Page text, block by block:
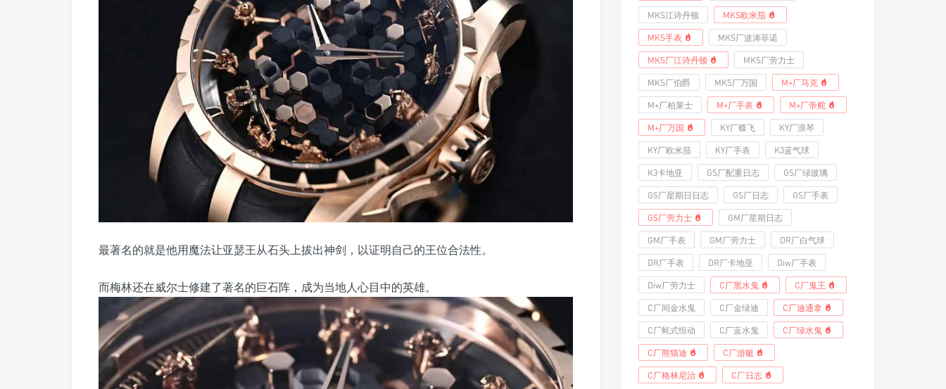
最著名的就是他用魔法让亚瑟王从石头上拔出神剑，以证明自己的王位合法性。
而梅林还在威尔士修建了著名的巨石阵，成为当地人心目中的英雄。
MKS江诗丹顿 MKS欧米茄
MKS手表 MKS厂波涛菲诺
MKS厂江诗丹顿 MKS厂劳力士
MKS厂伯爵 MKS厂万国 M+厂马克
M+厂柏莱士 M+厂手表 M+厂帝舵
M+厂万国 KY厂蝶飞 KY厂浪琴
KY厂欧米茄 KY厂手表 K3蓝气球
K3卡地亚 GS厂配重日志 GS厂绿玻璃
GS厂星期日日志 GS厂日志 GS厂手表
GS厂劳力士 GM厂星期日志
GM厂手表 GM厂劳力士 DR厂白气球
DR厂手表 DR厂卡地亚 Diw厂手表
Diw厂劳力士 C厂黑水鬼 C厂鬼王
C厂间金水鬼 C厂金绿迪 C厂迪通拿
C厂蚝式恒动 C厂蓝水鬼 C厂绿水鬼
C厂熊猫迪 C厂游艇
C厂格林尼治 C厂日志